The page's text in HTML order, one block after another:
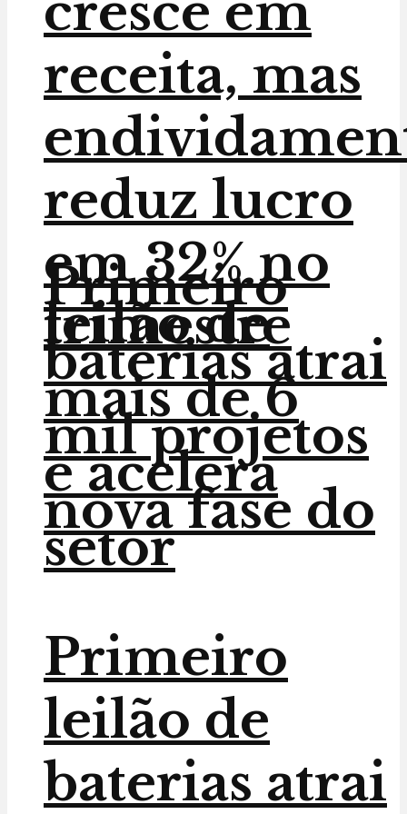
Primeiro
leilão de
baterias atrai
mais de 6
mil projetos
e acelera
nova fase do
setor
receita, mas
reduz lucro
em 32% no
trimestre
Primeiro
leilão de
baterias atrai